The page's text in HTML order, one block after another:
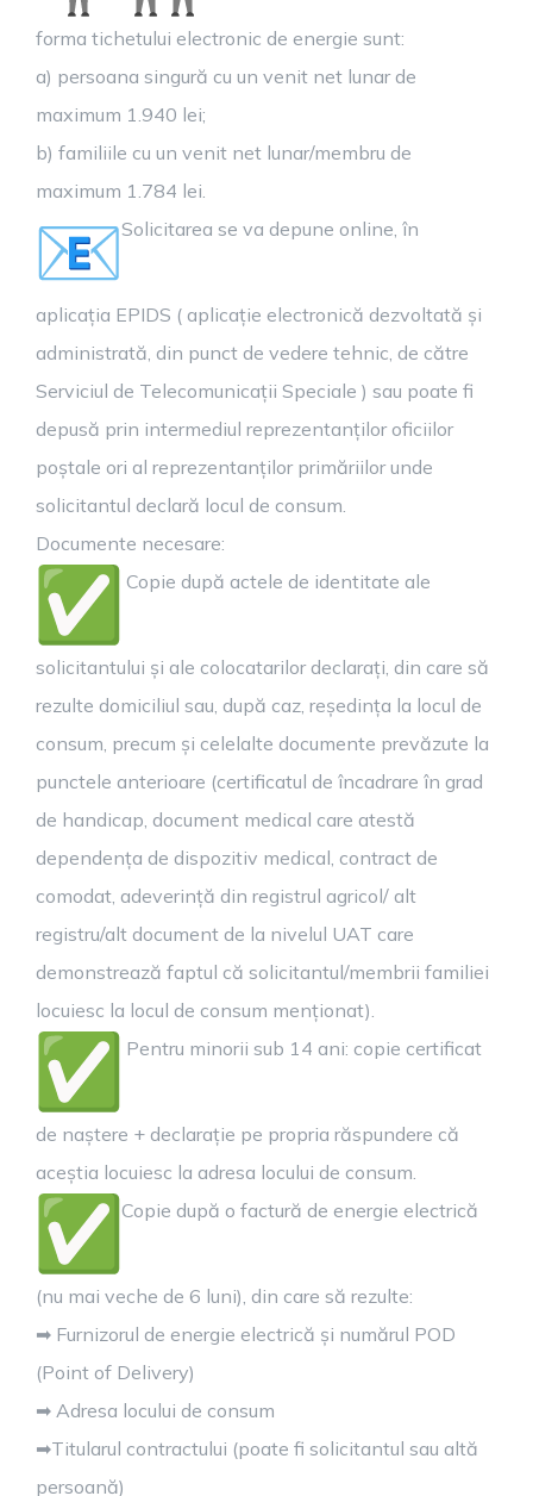
forma tichetului electronic de energie sunt:
a) persoana singură cu un venit net lunar de
maximum 1.940 lei;
b) familiile cu un venit net lunar/membru de
maximum 1.784 lei.
Solicitarea se va depune online, în
aplicația EPIDS ( aplicație electronică dezvoltată și
administrată, din punct de vedere tehnic, de către
Serviciul de Telecomunicații Speciale ) sau poate fi
depusă prin intermediul reprezentanților oficiilor
poștale ori al reprezentanților primăriilor unde
solicitantul declară locul de consum.
Documente necesare:
Copie după actele de identitate ale
solicitantului și ale colocatarilor declarați, din care să
rezulte domiciliul sau, după caz, reședința la locul de
consum, precum și celelalte documente prevăzute la
punctele anterioare (certificatul de încadrare în grad
de handicap, document medical care atestă
dependența de dispozitiv medical, contract de
comodat, adeverință din registrul agricol/ alt
registru/alt document de la nivelul UAT care
demonstrează faptul că solicitantul/membrii familiei
locuiesc la locul de consum menționat).
Pentru minorii sub 14 ani: copie certificat
de naștere + declarație pe propria răspundere că
aceștia locuiesc la adresa locului de consum.
Copie după o factură de energie electrică
(nu mai veche de 6 luni), din care să rezulte:
➡ Furnizorul de energie electrică și numărul POD
(Point of Delivery)
➡ Adresa locului de consum
➡Titularul contractului (poate fi solicitantul sau altă
persoană)